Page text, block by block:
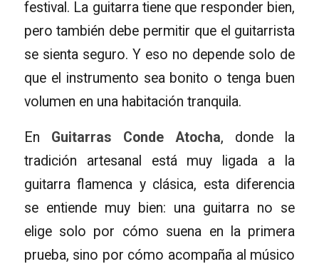
festival. La guitarra tiene que responder bien,
pero también debe permitir que el guitarrista
se sienta seguro. Y eso no depende solo de
que el instrumento sea bonito o tenga buen
volumen en una habitación tranquila.
En Guitarras Conde Atocha, donde la
tradición artesanal está muy ligada a la
guitarra flamenca y clásica, esta diferencia
se entiende muy bien: una guitarra no se
elige solo por cómo suena en la primera
prueba, sino por cómo acompaña al músico